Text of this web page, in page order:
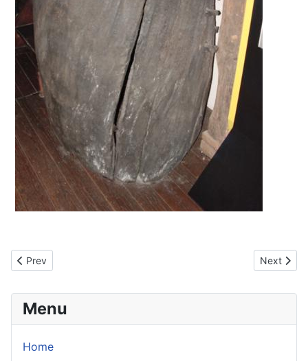
Previous article: Metaal
Prev Next
Next
Menu
Home